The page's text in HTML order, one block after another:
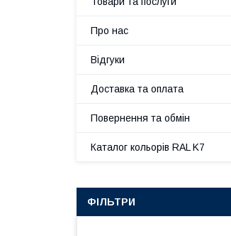
Про нас
Відгуки
Доставка та оплата
Повернення та обмін
Каталог кольорів RAL K7
ФІЛЬТРИ